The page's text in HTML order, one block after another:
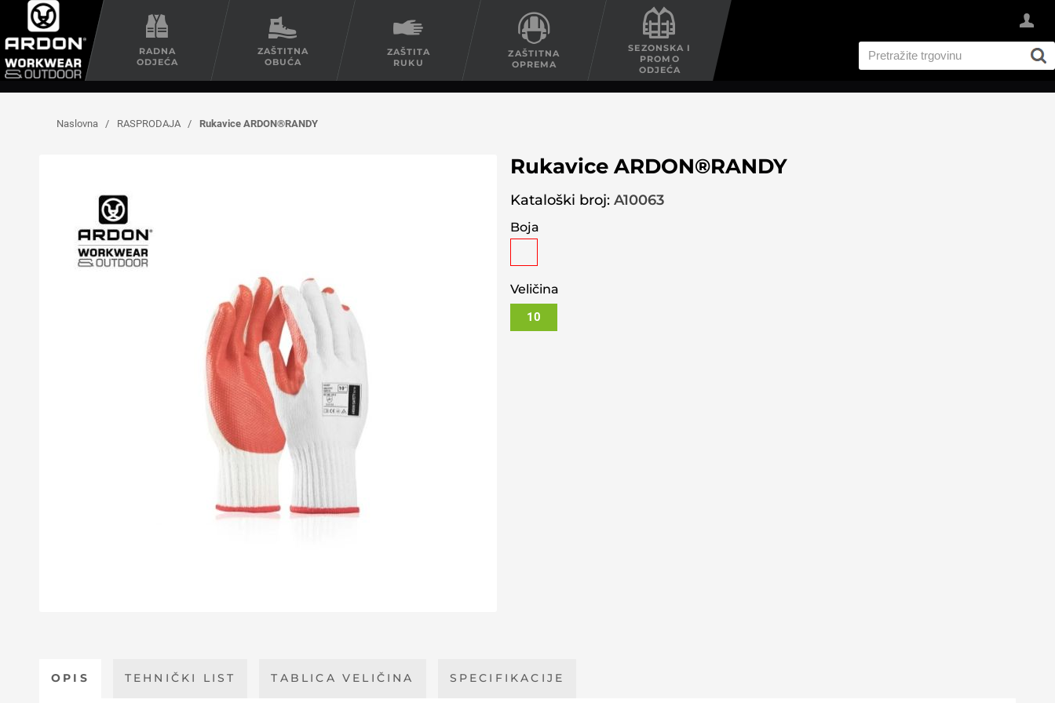
RADNA
ODJEĆA
ZAŠTITNA
OBUĆA
ZAŠTITA
RUKU
ZAŠTITNA
OPREMA
SEZONSKA I
PROMO
ODJEĆA
Naslovna / RASPRODAJA / Rukavice ARDON®RANDY
Rukavice ARDON®RANDY
Kataloški broj: A10063
Boja
Veličina
10
OPIS TEHNIČKI LIST TABLICA VELIČINA SPECIFIKACIJE